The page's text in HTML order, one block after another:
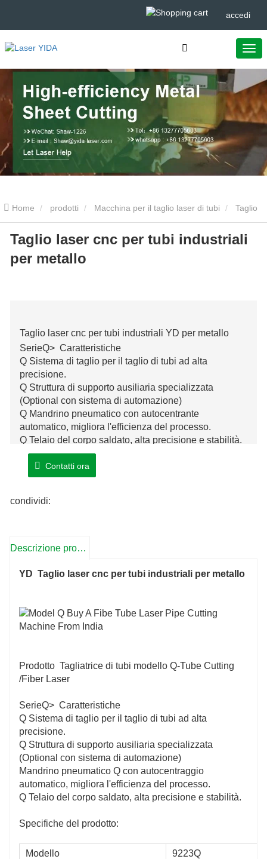
accedi
Home prodotti Macchina per il taglio laser di tubi
laser cnc per tubi industriali per metallo
Taglio laser cnc per tubi industriali
per metallo
Taglio laser cnc per tubi industriali YD per metallo
SerieQ> Caratteristiche
Q Sistema di taglio per il taglio di tubi ad alta
precisione.
Q Struttura di supporto ausiliaria specializzata
(Optional con sistema di automazione)
Q Mandrino pneumatico con autocentrante
automatico, migliora l'efficienza del processo.
Q Telaio del corpo saldato, alta precisione e stabilità.
Contatti ora
condividi:
Descrizione prodotto
YD Taglio laser cnc per tubi industriali per metallo
Prodotto Tagliatrice di tubi modello Q-Tube Cutting
/Fiber Laser
SerieQ> Caratteristiche
Q Sistema di taglio per il taglio di tubi ad alta
precisione.
Q Struttura di supporto ausiliaria specializzata
(Optional con sistema di automazione)
Mandrino pneumatico Q con autocentraggio
automatico, migliora l'efficienza del processo.
Q Telaio del corpo saldato, alta precisione e stabilità.
Specifiche del prodotto:
Modello 9223Q